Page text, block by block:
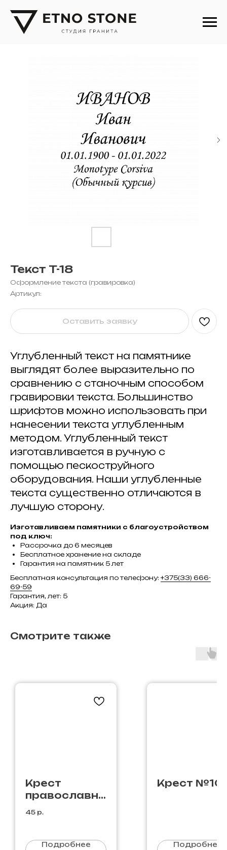
Текст T-18
Оформление текста (гравировка)
Артикул:
Оставить заявку
Углубленный текст на памятнике
выглядят более выразительно по
сравнению с станочным способом
гравировки текста. Большинство
шрифтов можно использовать при
нанесении текста углубленным
методом. Углубленный текст
изготавливается в ручную с
помощью пескоструйного
оборудования. Наши углубленные
текста существенно отличаются в
лучшую сторону.
Изготавливаем памятники с благоустройством
под ключ:
Рассрочка до 6 месяцев
Бесплатное хранение на складе
Гарантия на памятник 5 лет
Бесплатная консультация по телефону: +375(33) 666-
69-59
Гарантия, лет: 5
Акция: Да
Смотрите также
Крест
православн
ый №10 /
бронза / 12 х
х 7
45 р.
Подробнее
Крест №10
Подробнее